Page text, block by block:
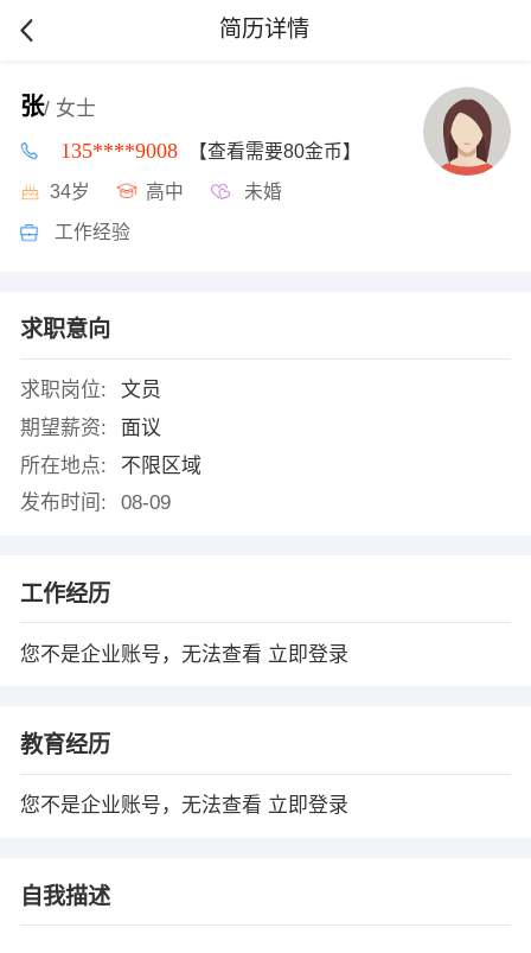
简历详情
张/ 女士
135****9008 【查看需要80金币】
34岁 高中 未婚
工作经验
求职意向
求职岗位:
文员
期望薪资:
面议
所在地点:
不限区域
发布时间:
08-09
工作经历
您不是企业账号，无法查看 立即登录
教育经历
您不是企业账号，无法查看 立即登录
自我描述